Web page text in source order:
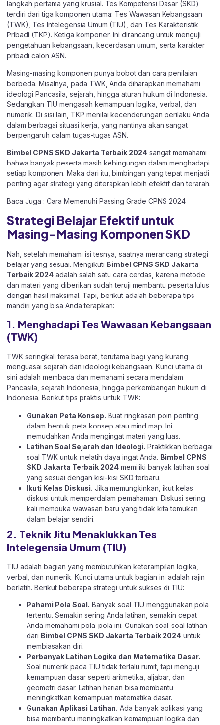
langkah pertama yang krusial. Tes Kompetensi Dasar (SKD)
terdiri dari tiga komponen utama: Tes Wawasan Kebangsaan
(TWK), Tes Intelegensia Umum (TIU), dan Tes Karakteristik
Pribadi (TKP). Ketiga komponen ini dirancang untuk menguji
pengetahuan kebangsaan, kecerdasan umum, serta karakter
pribadi calon ASN.
Masing-masing komponen punya bobot dan cara penilaian
berbeda. Misalnya, pada TWK, Anda diharapkan memahami
ideologi Pancasila, sejarah, hingga aturan hukum di Indonesia.
Sedangkan TIU mengasah kemampuan logika, verbal, dan
numerik. Di sisi lain, TKP menilai kecenderungan perilaku Anda
dalam berbagai situasi kerja, yang nantinya akan sangat
berpengaruh dalam tugas-tugas ASN.
Bimbel CPNS SKD Jakarta Terbaik 2024 sangat memahami
bahwa banyak peserta masih kebingungan dalam menghadapi
setiap komponen. Maka dari itu, bimbingan yang tepat menjadi
penting agar strategi yang diterapkan lebih efektif dan terarah.
Baca Juga : Cara Memenuhi Passing Grade CPNS 2024
Strategi Belajar Efektif untuk
Masing-Masing Komponen SKD
Nah, setelah memahami isi tesnya, saatnya merancang strategi
belajar yang sesuai. Mengikuti Bimbel CPNS SKD Jakarta
Terbaik 2024 adalah salah satu cara cerdas, karena metode
dan materi yang diberikan sudah teruji membantu peserta lulus
dengan hasil maksimal. Tapi, berikut adalah beberapa tips
mandiri yang bisa Anda terapkan:
1. Menghadapi Tes Wawasan Kebangsaan
(TWK)
TWK seringkali terasa berat, terutama bagi yang kurang
menguasai sejarah dan ideologi kebangsaan. Kunci utama di
sini adalah membaca dan memahami secara mendalam
Pancasila, sejarah Indonesia, hingga perkembangan hukum di
Indonesia. Berikut tips praktis untuk TWK:
Gunakan Peta Konsep. Buat ringkasan poin penting
dalam bentuk peta konsep atau mind map. Ini
memudahkan Anda mengingat materi yang luas.
Latihan Soal Sejarah dan Ideologi. Praktikkan berbagai
soal TWK untuk melatih daya ingat Anda. Bimbel CPNS
SKD Jakarta Terbaik 2024 memiliki banyak latihan soal
yang sesuai dengan kisi-kisi SKD terbaru.
Ikuti Kelas Diskusi. Jika memungkinkan, ikut kelas
diskusi untuk memperdalam pemahaman. Diskusi sering
kali membuka wawasan baru yang tidak kita temukan
dalam belajar sendiri.
2. Teknik Jitu Menaklukkan Tes
Intelegensia Umum (TIU)
TIU adalah bagian yang membutuhkan keterampilan logika,
verbal, dan numerik. Kunci utama untuk bagian ini adalah rajin
berlatih. Berikut beberapa strategi untuk sukses di TIU:
Pahami Pola Soal. Banyak soal TIU menggunakan pola
tertentu. Semakin sering Anda latihan, semakin cepat
Anda memahami pola-pola ini. Gunakan soal-soal latihan
dari Bimbel CPNS SKD Jakarta Terbaik 2024 untuk
membiasakan diri.
Perbanyak Latihan Logika dan Matematika Dasar.
Soal numerik pada TIU tidak terlalu rumit, tapi menguji
kemampuan dasar seperti aritmetika, aljabar, dan
geometri dasar. Latihan harian bisa membantu
meningkatkan kemampuan matematika dasar.
Gunakan Aplikasi Latihan. Ada banyak aplikasi yang
bisa membantu meningkatkan kemampuan logika dan